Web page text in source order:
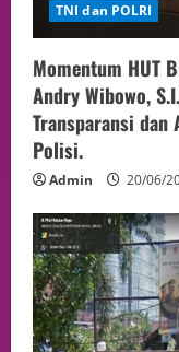
TNI dan POLRI
Momentum HUT
Andry Wibowo,
Transparansi
Polisi.
Admin 20/06/